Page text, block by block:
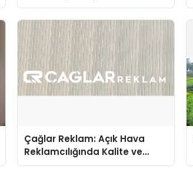
Dr. Ahmet Var
Çağlar Reklam: Açık Hava
Reklamcılığında Kalite ve
İnovasyonun Öncüsü